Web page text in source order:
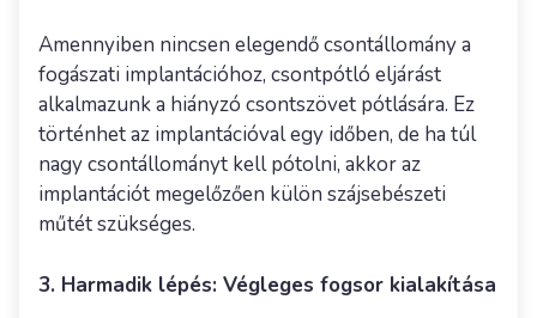
Amennyiben nincsen elegendő csontállomány a
fogászati implantációhoz, csontpótló eljárást
alkalmazunk a hiányzó csontszövet pótlására. Ez
történhet az implantációval egy időben, de ha túl
nagy csontállományt kell pótolni, akkor az
implantációt megelőzően külön szájsebészeti
műtét szükséges.
3. Harmadik lépés: Végleges fogsor kialakítása